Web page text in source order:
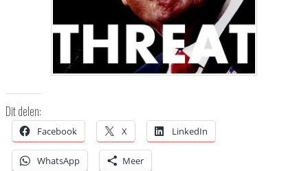
Dit delen:
Facebook X LinkedIn
WhatsApp Meer